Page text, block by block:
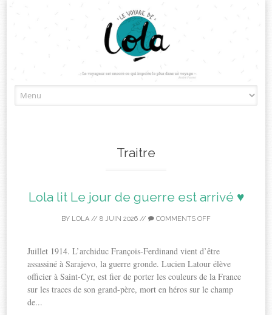
to
Traitre
Lola lit Le jour de guerre est arrivé ♥
BY LOLA // 8 JUIN 2026 // COMMENTS OFF
Juillet 1914. L’archiduc François-Ferdinand vient d’être
assassiné à Sarajevo, la guerre gronde. Lucien Latour élève
officier à Saint-Cyr, est fier de porter les couleurs de la France
sur les traces de son grand-père, mort en héros sur le champ
de...